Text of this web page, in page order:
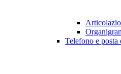
Telefono e posta